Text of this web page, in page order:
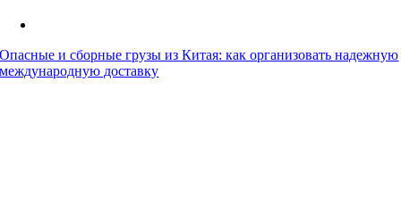
Опасные и сборные грузы из Китая: как организовать надежную
международную доставку